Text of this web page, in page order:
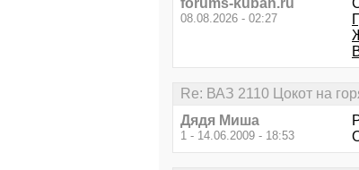
08.08.2026 - 02:27
Re: ВАЗ 2110 Цокот на
Дядя Миша
1 - 14.06.2009 - 18:53